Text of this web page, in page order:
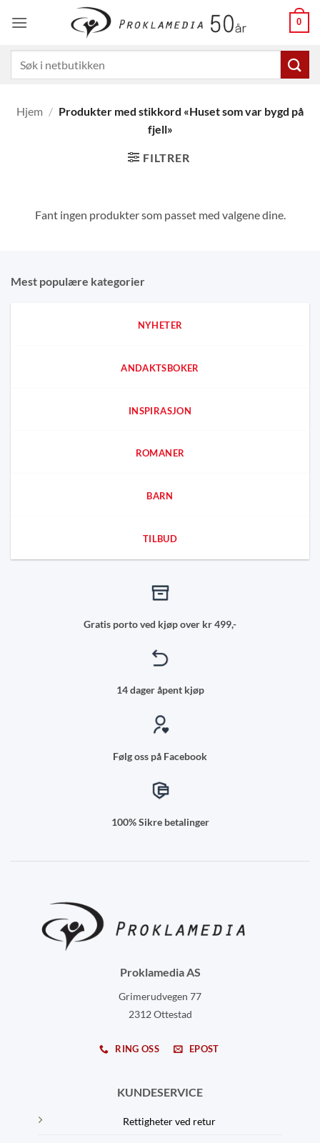
0
etter:
Hjem / Produkter med stikkord «Huset som var bygd på
fjell»
FILTRER
Fant ingen produkter som passet med valgene dine.
Mest populære kategorier
NYHETER
ANDAKTSBOKER
INSPIRASJON
ROMANER
BARN
TILBUD
Gratis porto ved kjøp over kr 499,-
14 dager åpent kjøp
Følg oss på Facebook
100% Sikre betalinger
Proklamedia AS
Grimerudvegen 77
2312 Ottestad
RING OSS EPOST
KUNDESERVICE
Rettigheter ved retur